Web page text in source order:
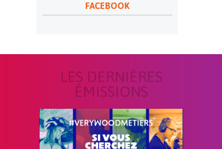
FACEBOOK
LES DERNIÈRES
ÉMISSIONS